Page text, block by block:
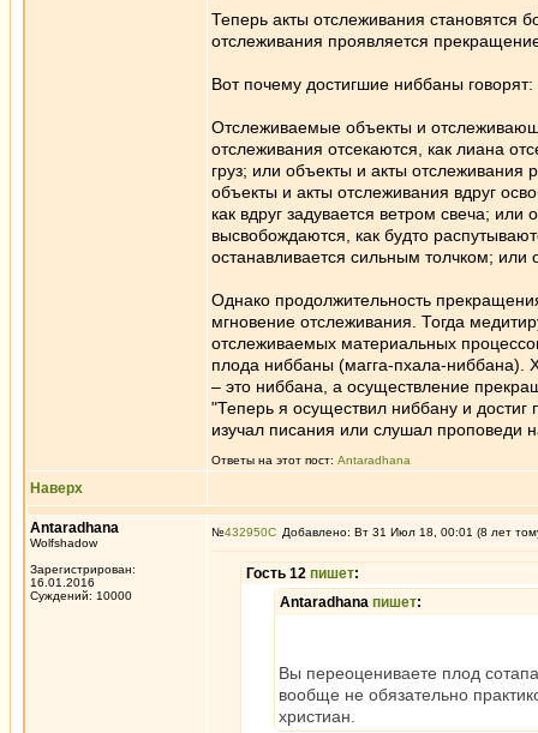
Теперь акты отслеживания становятся
отслеживания проявляется
Вот почему достигшие ниббаны говорят:
Отслеживаемые объекты и
отслеживания отсекаются, как лиана
груз; или объекты и акты отслеживания
объекты и акты отслеживания вдруг
как вдруг задувается ветром свеча;
высвобождаются, как будто
останавливается сильным толчком;
Однако продолжительность
мгновение отслеживания. Тогда
отслеживаемых материальных
плода ниббаны (магга-пхала-ниббана).
– это ниббана, а осуществление
"Теперь я осуществил ниббану и достиг
изучал писания или слушал проповеди
Ответы на этот пост: Antaradhana
Наверх
Antaradhana
Wolfshadow
Зарегистрирован:
16.01.2016
Суждений: 10000
№432950 Добавлено: Вт 31 Июл 18, 00:01 (8 лет
Гость 12 пишет:
Antaradhana пишет:
Вы переоцениваете плод
вообще не обязательно
христиан.